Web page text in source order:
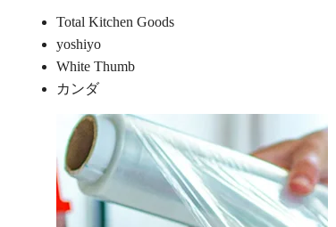
Total Kitchen Goods
yoshiyo
White Thumb
カンダ